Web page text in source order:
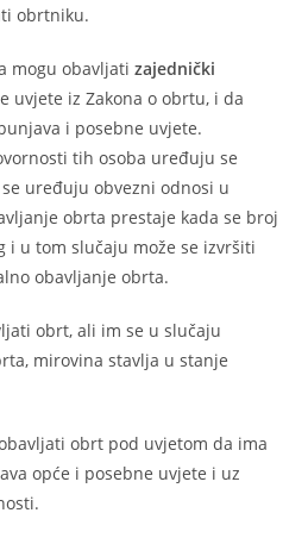
obrtniku.
mogu obavljatizajednički
uvjete iz Zakona o obrtu, i da
i posebne uvjete.
tih osoba uređuju se
uređuju obvezni odnosi u
obrta prestaje kada se broj
i u tom slučaju može se izvršiti
obavljanje obrta.
obrt, ali im se u slučaju
mirovina stavlja u stanje
obrt pod uvjetom da ima
opće i posebne uvjete i uz